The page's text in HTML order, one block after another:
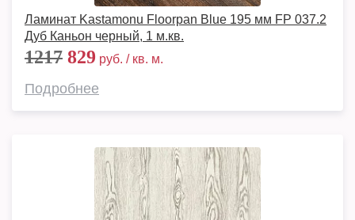
Ламинат Kastamonu Floorpan Blue 195 мм FP 037.2
Дуб Каньон черный, 1 м.кв.
1217 829 руб. / кв. м.
Подробнее